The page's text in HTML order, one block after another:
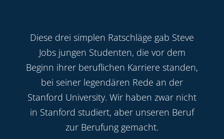
Diese drei simplen Ratschläge gab Steve
Jobs jungen Studenten, die vor dem
Beginn ihrer beruflichen Karriere standen,
bei seiner legendären Rede an der
Stanford University. Wir haben zwar nicht
in Stanford studiert, aber unseren Beruf
zur Berufung gemacht.